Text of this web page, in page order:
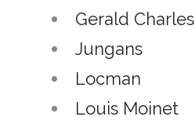
Gerald Charles
Jungans
Locman
Louis Moinet